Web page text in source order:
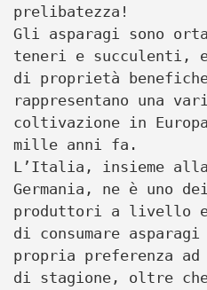
prelibatezza!
Gli asparagi sono
teneri e succulenti,
di proprietà
rappresentano una
coltivazione in
mille anni fa.
L’Italia, insieme
Germania, ne è uno
produttori a livello
di consumare
propria preferenza
di stagione, oltre